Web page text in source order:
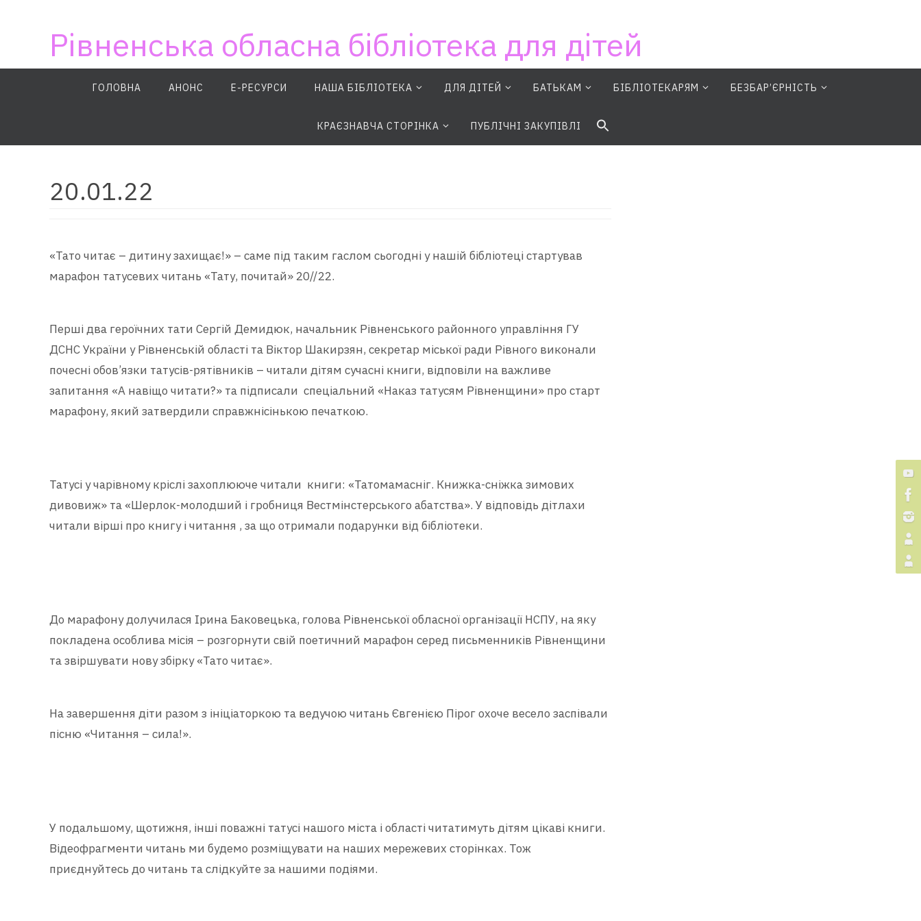
Рівненська обласна бібліотека для дітей
ГОЛОВНА АНОНС E-РЕСУРСИ НАША БІБЛІОТЕКА ДЛЯ ДІТЕЙ БАТЬКАМ БІБЛІОТЕКАРЯМ БЕЗБАР’ЄРНІСТЬ
КРАЄЗНАВЧА СТОРІНКА ПУБЛІЧНІ ЗАКУПІВЛІ
20.01.22
«Тато читає – дитину захищає!» – саме під таким гаслом сьогодні у нашій бібліотеці стартував
марафон татусевих читань «Тату, почитай» 20//22.
Перші два героїчних тати Сергій Демидюк, начальник Рівненського районного управління ГУ
ДСНС України у Рівненській області та Віктор Шакирзян, секретар міської ради Рівного виконали
почесні обов’язки татусів-рятівників – читали дітям сучасні книги, відповіли на важливе
запитання «А навіщо читати?» та підписали спеціальний «Наказ татусям Рівненщини» про старт
марафону, який затвердили справжнісінькою печаткою.
Татусі у чарівному кріслі захоплююче читали книги: «Татомамасніг. Книжка-сніжка зимових
дивовиж» та «Шерлок-молодший і гробниця Вестмінстерського абатства». У відповідь дітлахи
читали вірші про книгу і читання , за що отримали подарунки від бібліотеки.
До марафону долучилася Ірина Баковецька, голова Рівненської обласної організації НСПУ, на яку
покладена особлива місія – розгорнути свій поетичний марафон серед письменників Рівненщини
та звіршувати нову збірку «Тато читає».
На завершення діти разом з ініціаторкою та ведучою читань Євгенією Пірог охоче весело заспівали
пісню «Читання – сила!».
У подальшому, щотижня, інші поважні татусі нашого міста і області читатимуть дітям цікаві книги.
Відеофрагменти читань ми будемо розміщувати на наших мережевих сторінках. Тож
приєднуйтесь до читань та слідкуйте за нашими подіями.